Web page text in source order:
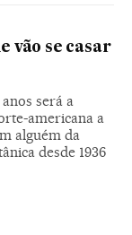
vão se casar
será a
americana a
alguém da
desde 1936